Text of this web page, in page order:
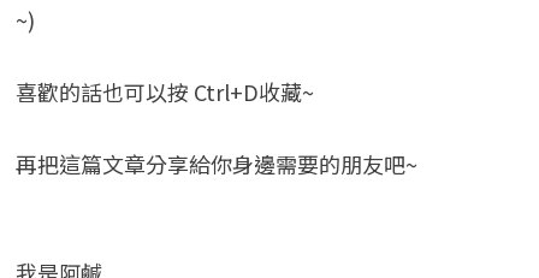
~)
喜歡的話也可以按 Ctrl+D收藏~
再把這篇文章分享給你身邊需要的朋友吧~
我是阿鹹